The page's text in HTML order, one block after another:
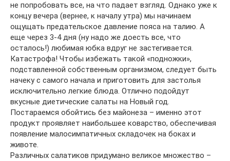
не попробовать все, на что падает взгляд. Однако уже к
концу вечера (вернее, к началу утра) мы начинаем
ощущать предательское давление пояса на талию. А
еще через 3-4 дня (ну надо же доесть все, что
осталось!) любимая юбка вдруг не застегивается.
Катастрофа! Чтобы избежать такой «подножки»,
подставленной собственным организмом, следует быть
начеку с самого начала и приготовить для застолья
исключительно легкие блюда. Отлично подойдут
вкусные диетические салаты на Новый год.
Постараемся обойтись без майонеза – именно этот
продукт проявляет наибольшее коварство, обеспечивая
появление малосимпатичных складочек на боках и
животе.
Различных салатиков придумано великое множество –